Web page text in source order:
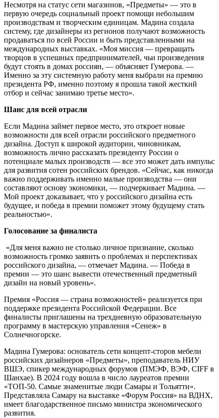
Несмотря на статус сети магазинов, «Предметы» — это в
первую очередь социальный проект помощи небольшим
производствам и творческим единицам. Мадина создала
систему, где дизайнеры из регионов получают возможность
продаваться по всей России и быть представленными на
международных выставках. «Моя миссия — превращать
творцов в успешных предпринимателей, чьи произведения
будут стоять в домах россиян, — объясняет Гумерова. —
Именно за эту системную работу меня выбрали на премию
президента РФ, именно поэтому я прошла такой жесткий
отбор и сейчас занимаю третье место».
Шанс для всей отрасли
Если Мадина займет первое место, это откроет новые
возможности для всей отрасли российского предметного
дизайна. Доступ к широкой аудитории, чиновникам,
возможность лично рассказать президенту России о
потенциале малых производств — все это может дать импульс
для развития сотен российских брендов. «Сейчас, как никогда
важно поддерживать именно малые производства — они
составляют основу экономики, — подчеркивает Мадина. —
Мой проект доказывает, что у российского дизайна есть
будущее, и победа в премии поможет этому будущему стать
реальностью».
Голосование за финалиста
«Для меня важно не столько личное признание, сколько
возможность громко заявить о проблемах и перспективах
российского дизайна, — отмечает Мадина. — Победа в
премии — это шанс вывести отечественный предметный
дизайн на новый уровень».
Премия «Россия — страна возможностей» реализуется при
поддержке президента Российской Федерации. Все
финалисты приглашены на трехдневную образовательную
программу в мастерскую управления «Сенеж» в
Солнечногорске.
Мадина Гумерова: основатель сети концепт-сторов мебели
российских дизайнеров «Предметы», преподаватель НИУ
ВШЭ, спикер международных форумов (ПМЭФ, ВЭФ, CIFF в
Шанхае). В 2024 году вошла в число лауреатов премии
«ТОП-50. Самые знаменитые люди Самары и Тольятти».
Представляла Самару на выставке «Форум Россия» на ВДНХ,
имеет благодарственное письмо министра экономического
развития.